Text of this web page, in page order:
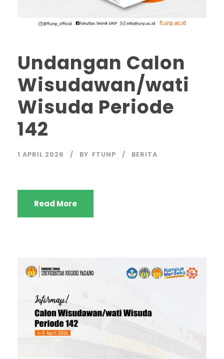
Undangan Calon
Wisudawan/wati
Wisuda Periode
142
1 APRIL 2026 BY FTUNP BERITA
Read More